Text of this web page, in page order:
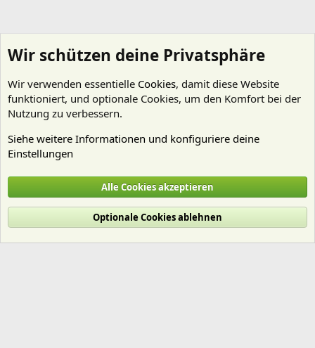
Cookies
Deutsch (Du)
Nutzungsbedingungen
Datenschutz Hilfe und Impressum
R
Wir schützen deine Privatsphäre
Wir verwenden essentielle Cookies, damit diese Website
funktioniert, und optionale Cookies, um den Komfort bei der
Nutzung zu verbessern.
Siehe weitere Informationen und konfiguriere deine
Einstellungen
Alle Cookies akzeptieren
Optionale Cookies ablehnen